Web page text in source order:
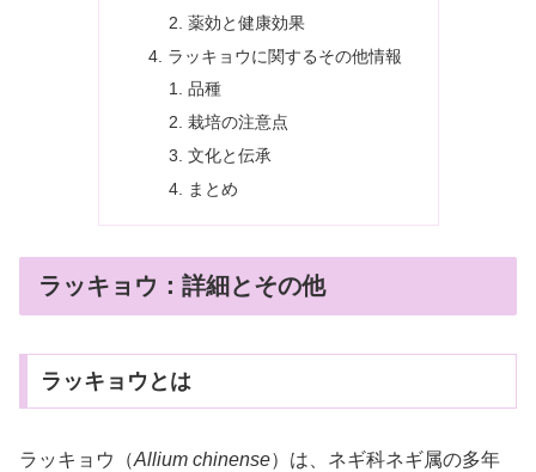
薬効と健康効果
ラッキョウに関するその他情報
品種
栽培の注意点
文化と伝承
まとめ
ラッキョウ：詳細とその他
ラッキョウとは
ラッキョウ（Allium chinense）は、ネギ科ネギ属の多年